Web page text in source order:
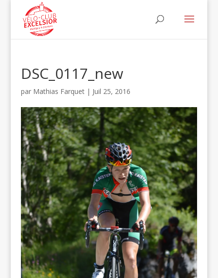
DSC_0117_new
par Mathias Farquet| Juil 25, 2016